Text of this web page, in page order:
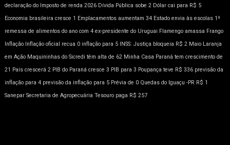
declaração do Imposto de renda 2026 Dívida Pública sobe 2 Dólar cai para R$ 5
Economia brasileira cresce 1 Emplacamentos aumentam 34 Estado envia às escolas 1ª
remessa de alimentos do ano com 4 ex-presidente do Uruguai Flamengo amassa Frango
Inflação Inflação oficial recua 0 inflação para 5 INSS: Justiça bloqueia R$ 2 Maio Laranja
em Ação Maquininhas do Sicredi têm alta de 62 Minha Casa Paraná tem crescimento de
21 País crescerá 2 PIB do Paraná cresce 3 PIB para 3 Poupança teve R$ 336 previsão da
inflação para 4 previsão da inflação para 5 Prévia de 0 Quedas do Iguaçu -PR R$ 1
Sanepar Secretaria de Agropecuária Tesouro paga R$ 257